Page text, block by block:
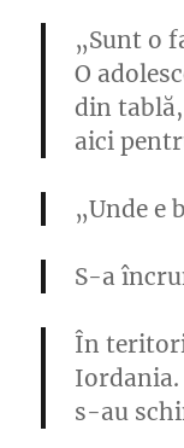
„Sunt o
O
din
aici
„Unde e
S-a
În
Iordania.
s-au